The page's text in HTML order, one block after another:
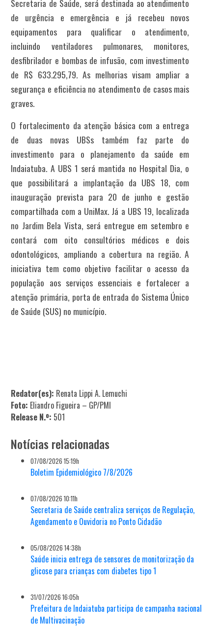
Secretaria de Saúde, será destinada ao atendimento
de urgência e emergência e já recebeu novos
equipamentos para qualificar o atendimento,
incluindo ventiladores pulmonares, monitores,
desfibrilador e bombas de infusão, com investimento
de R$ 633.295,79. As melhorias visam ampliar a
segurança e eficiência no atendimento de casos mais
graves.
O fortalecimento da atenção básica com a entrega
de duas novas UBSs também faz parte do
investimento para o planejamento da saúde em
Indaiatuba. A UBS 1 será mantida no Hospital Dia, o
que possibilitará a implantação da UBS 18, com
inauguração prevista para 20 de junho e gestão
compartilhada com a UniMax. Já a UBS 19, localizada
no Jardim Bela Vista, será entregue em setembro e
contará com oito consultórios médicos e dois
odontológicos, ampliando a cobertura na região. A
iniciativa tem como objetivo facilitar o acesso da
população aos serviços essenciais e fortalecer a
atenção primária, porta de entrada do Sistema Único
de Saúde (SUS) no município.
Redator(es): Renata Lippi A. Lemuchi
Foto: Eliandro Figueira – GP/PMI
Release N.º: 501
Notícias relacionadas
07/08/2026 15:19h
Boletim Epidemiológico 7/8/2026
07/08/2026 10:11h
Secretaria de Saúde centraliza serviços de Regulação,
Agendamento e Ouvidoria no Ponto Cidadão
05/08/2026 14:38h
Saúde inicia entrega de sensores de monitorização da
glicose para crianças com diabetes tipo 1
31/07/2026 16:05h
Prefeitura de Indaiatuba participa de campanha nacional
de Multivacinação